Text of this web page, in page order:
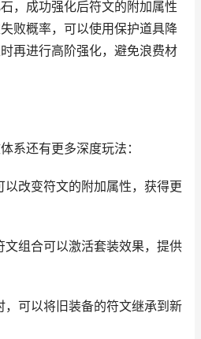
，成功强化后符文的附加属性
败概率，可以使用保护道具降
再进行高阶强化，避免浪费材
系还有更多深度玩法：
改变符文的附加属性，获得更
组合可以激活套装效果，提供
可以将旧装备的符文继承到新